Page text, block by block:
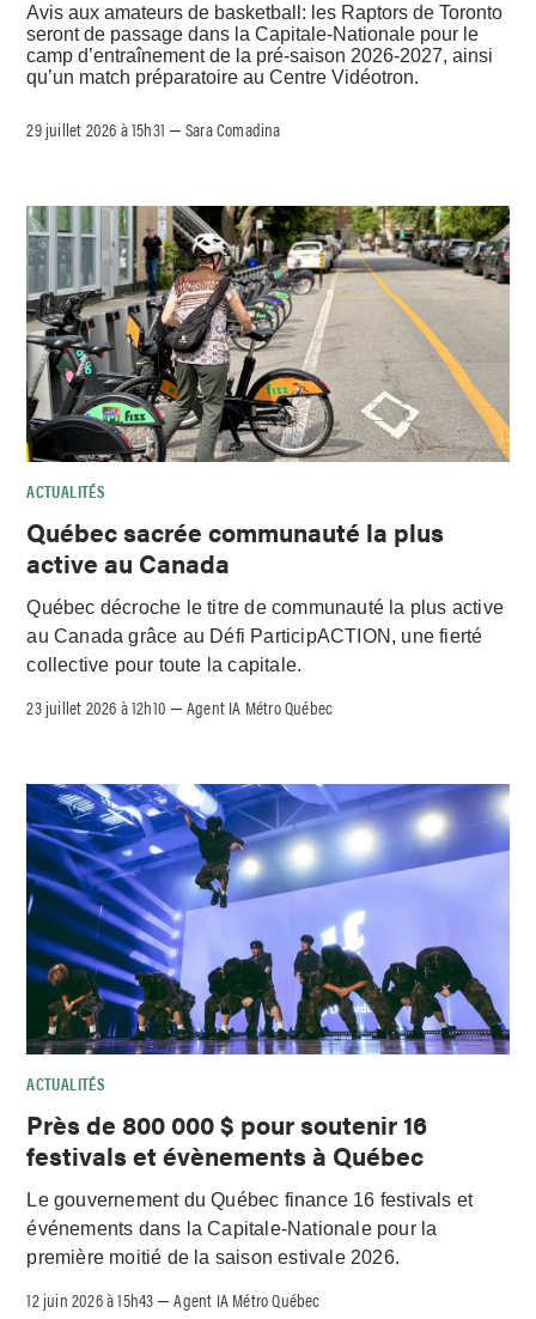
Avis aux amateurs de basketball: les Raptors de Toronto
seront de passage dans la Capitale-Nationale pour le
camp d’entraînement de la pré-saison 2026-2027, ainsi
qu’un match préparatoire au Centre Vidéotron.
29 juillet 2026 à 15h31 –Sara Comadina
ACTUALITÉS
Québec sacrée communauté la plus
active au Canada
Québec décroche le titre de communauté la plus active
au Canada grâce au Défi ParticipACTION, une fierté
collective pour toute la capitale.
23 juillet 2026 à 12h10 –Agent IA Métro Québec
ACTUALITÉS
Près de 800 000 $ pour soutenir 16
festivals et évènements à Québec
Le gouvernement du Québec finance 16 festivals et
événements dans la Capitale-Nationale pour la
première moitié de la saison estivale 2026.
12 juin 2026 à 15h43 –Agent IA Métro Québec